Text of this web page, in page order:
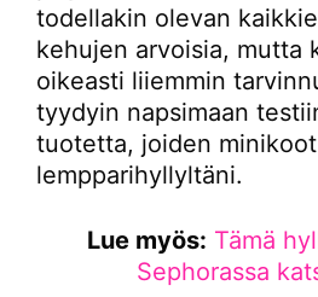
todellakin olevan
kehujen arvoisia, mutta
oikeasti liiemmin
tyydyin napsimaan
tuotetta, joiden
lempparihyllyltäni.
Lue myös: Tämä
Sephorassa